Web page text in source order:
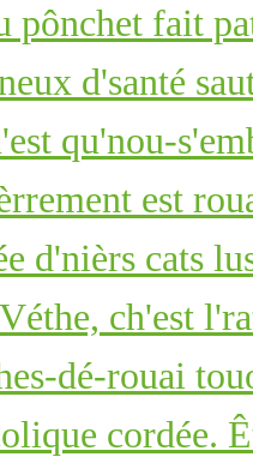
pônchet fait
d'santé
qu'nou-
est
d'nièrs cats
ch'est
dé-rouai
cordée.